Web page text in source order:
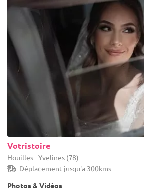
Votristoire
Houilles - Yvelines (78)
Déplacement jusqu'a 300kms
Photos & Vidéos